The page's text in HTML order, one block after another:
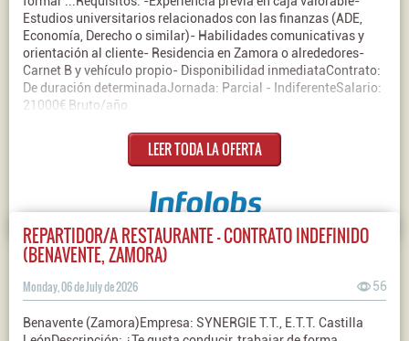
Estudios universitarios relacionados con las finanzas (ADE,
Economía, Derecho o similar)- Habilidades comunicativas y
orientación al cliente- Residencia en Zamora o alrededores-
Carnet B y vehículo propio- Disponibilidad inmediataContrato:
De duración determinadaJornada: Parcial - IndiferenteSalario:
21000€ Bruto/año
LEER TODA LA OFERTA
REPARTIDOR/A RESTAURANTE - CONTRATO INDEFINIDO
(BENAVENTE, ZAMORA)
Monday, 06 de July de 2026 56
Benavente (Zamora)Empresa: SYNERGIE T.T., E.T.T. Castilla